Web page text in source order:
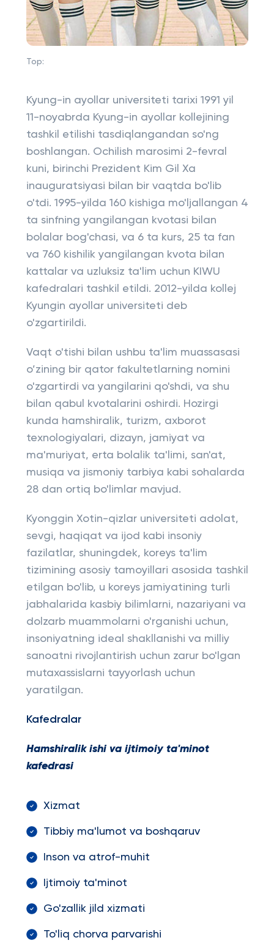
Top:
Kyung-in ayollar universiteti tarixi 1991 yil
11-noyabrda Kyung-in ayollar kollejining
tashkil etilishi tasdiqlangandan so'ng
boshlangan. Ochilish marosimi 2-fevral
kuni, birinchi Prezident Kim Gil Xa
inauguratsiyasi bilan bir vaqtda bo'lib
o'tdi. 1995-yilda 160 kishiga mo'ljallangan 4
ta sinfning yangilangan kvotasi bilan
bolalar bog'chasi, va 6 ta kurs, 25 ta fan
va 760 kishilik yangilangan kvota bilan
kattalar va uzluksiz ta'lim uchun KIWU
kafedralari tashkil etildi. 2012-yilda kollej
Kyungin ayollar universiteti deb
o'zgartirildi.
Vaqt o'tishi bilan ushbu ta'lim muassasasi
o’zining bir qator fakultetlarning nomini
o'zgartirdi va yangilarini qo'shdi, va shu
bilan qabul kvotalarini oshirdi. Hozirgi
kunda hamshiralik, turizm, axborot
texnologiyalari, dizayn, jamiyat va
ma'muriyat, erta bolalik ta'limi, san'at,
musiqa va jismoniy tarbiya kabi sohalarda
28 dan ortiq bo'limlar mavjud.
Kyonggin Xotin-qizlar universiteti adolat,
sevgi, haqiqat va ijod kabi insoniy
fazilatlar, shuningdek, koreys ta'lim
tizimining asosiy tamoyillari asosida tashkil
etilgan bo'lib, u koreys jamiyatining turli
jabhalarida kasbiy bilimlarni, nazariyani va
dolzarb muammolarni o'rganishi uchun,
insoniyatning ideal shakllanishi va milliy
sanoatni rivojlantirish uchun zarur bo'lgan
mutaxassislarni tayyorlash uchun
yaratilgan.
Kafedralar
Hamshiralik ishi va ijtimoiy ta'minot
kafedrasi
Xizmat
Tibbiy ma'lumot va boshqaruv
Inson va atrof-muhit
Ijtimoiy ta'minot
Go'zallik jild xizmati
To'liq chorva parvarishi